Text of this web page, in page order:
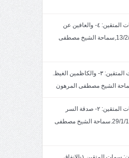
خطبة الجمعة: سمات المتقين: ٤- والعافين عن
الناس.بتاريخ13/2/1447,سماحة الشيخ مصطفى
خطبة الجمعةسمات المتقين: ٣- والكاظمين الغيظ.
خطبة الجمعة: سمات المتقين: ٢- صدقة السر
والعلن.. بتاريخ29/1/1446.سماحة الشيخ مصطفى